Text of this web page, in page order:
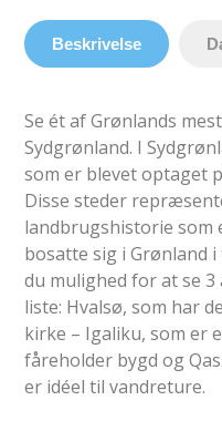
Beskrivelse
Se ét af Grønlands
Sydgrønland. I
som er blevet optaget
Disse steder
landbrugshistorie
bosatte sig i Grønland
du mulighed for at se 3
liste: Hvalsø, som har
kirke – Igaliku, som er
fåreholder bygd og
er idéel til vandreture.